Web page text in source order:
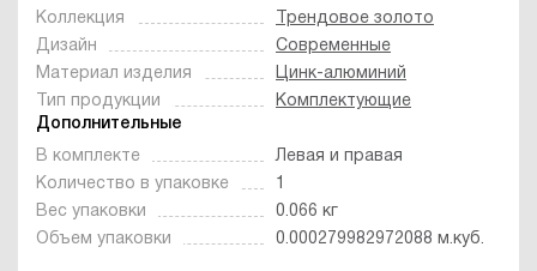
Коллекция
Трендовое золото
Дизайн
Современные
Материал изделия
Цинк-алюминий
Тип продукции
Комплектующие
Дополнительные
В комплекте
Левая и правая
Количество в упаковке
1
Вес упаковки
0.066 кг
Объем упаковки
0.000279982972088 м.куб.